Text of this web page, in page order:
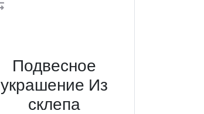
Подвесное
украшение Из
склепа